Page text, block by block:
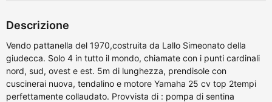
Descrizione
Vendo pattanella del 1970,costruita da Lallo Simeonato della
giudecca. Solo 4 in tutto il mondo, chiamate con i punti cardinali
nord, sud, ovest e est. 5m di lunghezza, prendisole con
cuscinerai nuova, tendalino e motore Yamaha 25 cv top 2tempi
perfettamente collaudato. Provvista di : pompa di sentina